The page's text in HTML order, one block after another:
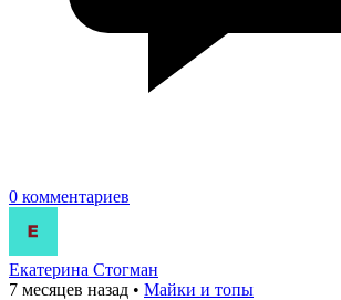
0 комментариев
Екатерина Стогман
7 месяцев назад • Майки и топы